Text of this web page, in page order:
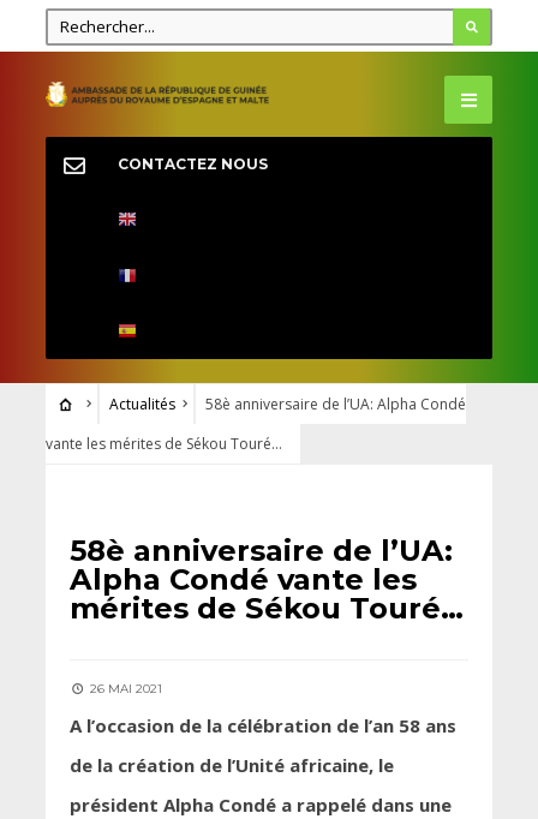
CONTACTEZ NOUS
Actualités
58è anniversaire de l’UA: Alpha Condé
vante les mérites de Sékou Touré…
58è anniversaire de l’UA:
Alpha Condé vante les
mérites de Sékou Touré…
26 MAI 2021
A l’occasion de la célébration de l’an 58 ans
de la création de l’Unité africaine, le
président Alpha Condé a rappelé dans une